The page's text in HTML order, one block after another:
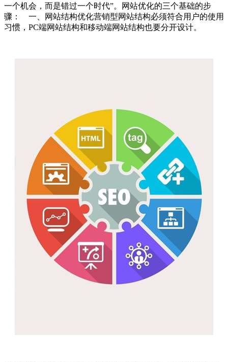
一个机会，而是错过一个时代”。网站优化的三个基础的步
骤： 一、网站结构优化营销型网站结构必须符合用户的使用
习惯，PC端网站结构和移动端网站结构也要分开设计。